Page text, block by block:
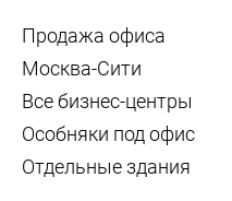
Продажа офиса
Москва-Сити
Все бизнес-центры
Особняки под офис
Отдельные здания